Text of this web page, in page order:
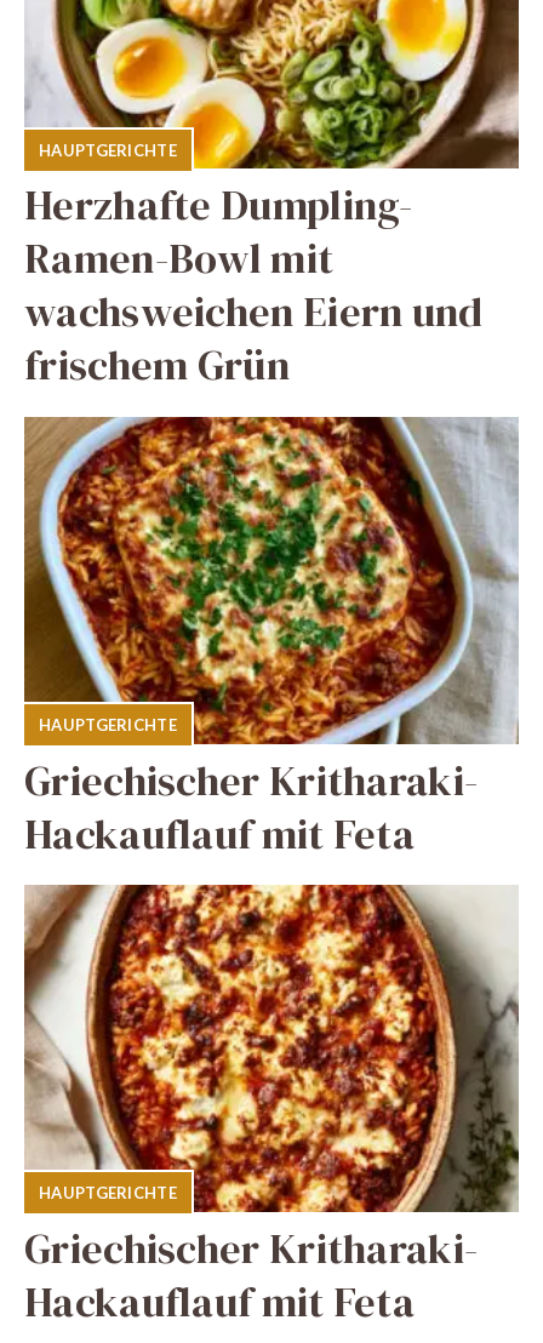
HAUPTGERICHTE
Herzhafte Dumpling-
Ramen-Bowl mit
wachsweichen Eiern und
frischem Grün
HAUPTGERICHTE
Griechischer Kritharaki-
Hackauflauf mit Feta
HAUPTGERICHTE
Griechischer Kritharaki-
Hackauflauf mit Feta